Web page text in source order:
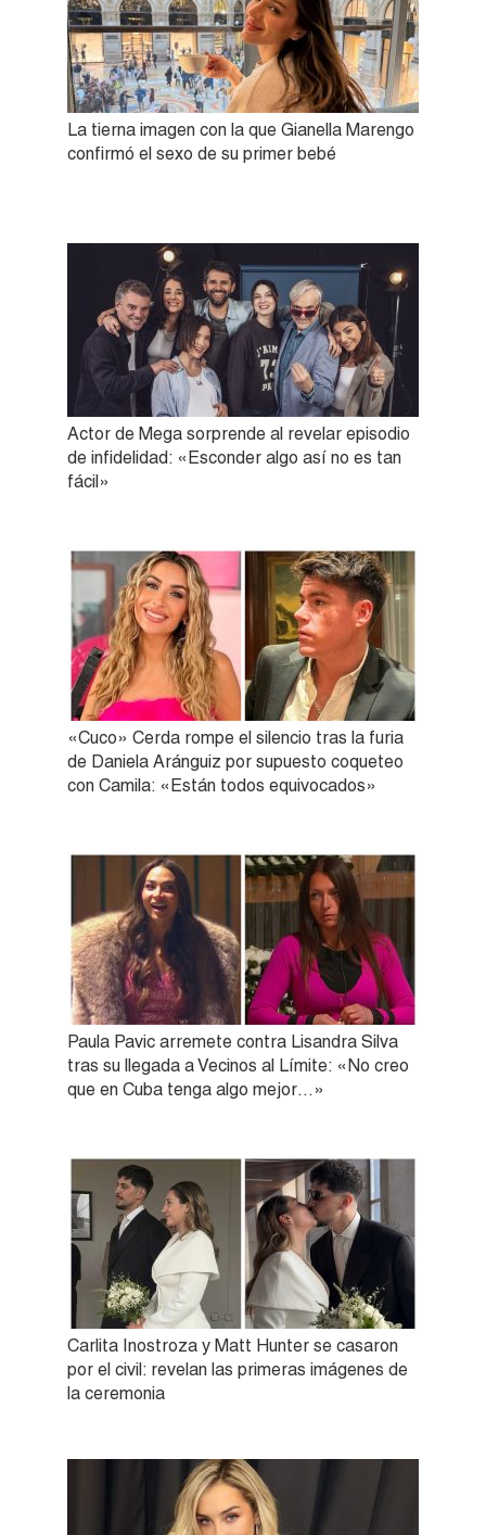
La tierna imagen con la que Gianella Marengo
confirmó el sexo de su primer bebé
Actor de Mega sorprende al revelar episodio
de infidelidad: «Esconder algo así no es tan
fácil»
«Cuco» Cerda rompe el silencio tras la furia
de Daniela Aránguiz por supuesto coqueteo
con Camila: «Están todos equivocados»
Paula Pavic arremete contra Lisandra Silva
tras su llegada a Vecinos al Límite: «No creo
que en Cuba tenga algo mejor…»
Carlita Inostroza y Matt Hunter se casaron
por el civil: revelan las primeras imágenes de
la ceremonia